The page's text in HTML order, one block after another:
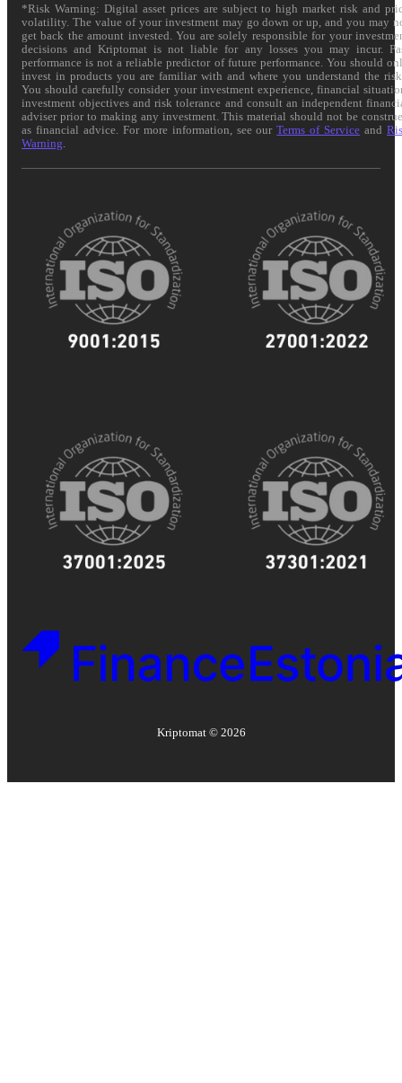
*Risk Warning: Digital asset prices are subject to high market risk and
volatility. The value of your investment may go down or up, and you may
get back the amount invested. You are solely responsible for your
decisions and Kriptomat is not liable for any losses you may incur.
performance is not a reliable predictor of future performance. You should
invest in products you are familiar with and where you understand the
You should carefully consider your investment experience, financial
investment objectives and risk tolerance and consult an independent
adviser prior to making any investment. This material should not be
as financial advice. For more information, see ourTerms of Service and
Warning
Kriptomat © 2026